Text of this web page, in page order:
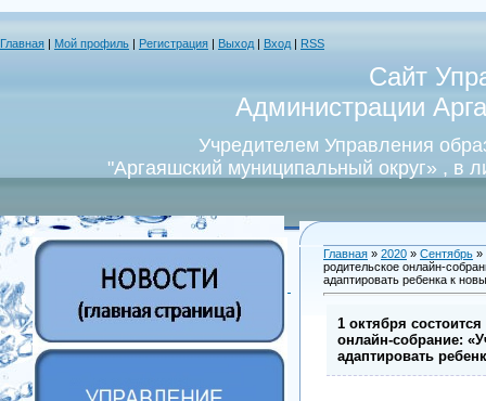
Главная Мой профиль Регистрация Выход Вход RSS
Сайт
Администрации
Учредителем Управления
"Аргаяшский муниципальный округ» , в
Главная » 2020 » Сентябрь »
родительское онлайн-
адаптировать ребенка к
1 октября
онлайн-собрание:
адаптировать